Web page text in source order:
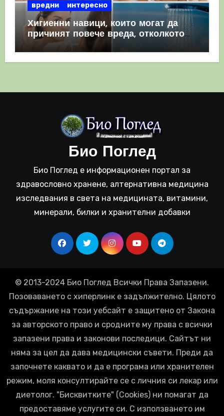
вредни интересно
Хигиенни навици, които могат да
причинят повече вреда, отколкото
полза
Био Поглед
Био Поглед е информационен портал за
здравословно хранене, алтернативна медицина
изследвания в света на медицината, витамини,
минерали, билки и хранителни добавки
© 2013-2024 Био Поглед Всички Права Запазени.
Позоваването с хиперлинк е задължително. Цялото
съдържание на този уебсайт е защитено от Закона
за авторското право и сродните му права с всички
запазени права и законови последици. Сайтът ни
няма за цел да дава медицински съвети. Преди да
започнете каквато и да е програма или хранителен
режим, моля консултирайте се с личния си лекар или
диетолог. "Бисквитките" (Cookies) ни помагат да
предоставяме услугите си. С използването им